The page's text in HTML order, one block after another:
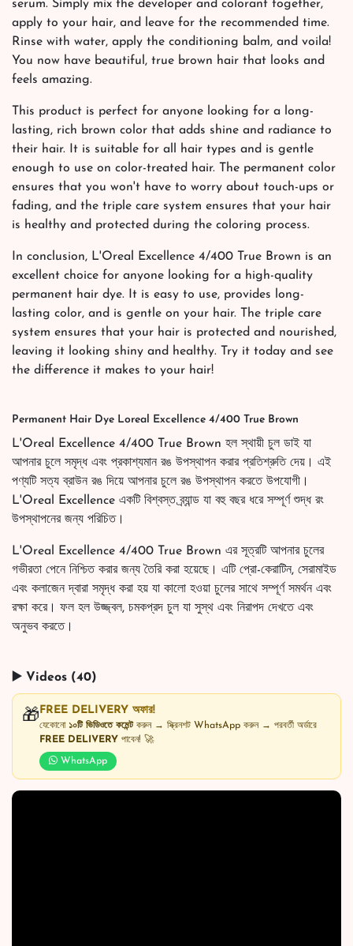
serum. Simply mix the developer and colorant together,
apply to your hair, and leave for the recommended time.
Rinse with water, apply the conditioning balm, and voila!
You now have beautiful, true brown hair that looks and
feels amazing.
This product is perfect for anyone looking for a long-
lasting, rich brown color that adds shine and radiance to
their hair. It is suitable for all hair types and is gentle
enough to use on color-treated hair. The permanent color
ensures that you won't have to worry about touch-ups or
fading, and the triple care system ensures that your hair
is healthy and protected during the coloring process.
In conclusion, L'Oreal Excellence 4/400 True Brown is an
excellent choice for anyone looking for a high-quality
permanent hair dye. It is easy to use, provides long-
lasting color, and is gentle on your hair. The triple care
system ensures that your hair is protected and nourished,
leaving it looking shiny and healthy. Try it today and see
the difference it makes to your hair!
Permanent Hair Dye Loreal Excellence 4/400 True Brown
L'Oreal Excellence 4/400 True Brown হল স্থায়ী চুল ডাই যা
আপনার চুলে সমৃদ্ধ এবং প্রকাশ্যমান রঙ উপস্থাপন করার প্রতিশ্রুতি দেয়। এই
পণ্যটি সত্য ব্রাউন রঙ দিয়ে আপনার চুলে রঙ উপস্থাপন করতে উপযোগী।
L'Oreal Excellence একটি বিশ্বস্ত ব্র্যান্ড যা বহু বছর ধরে সম্পূর্ণ শুদ্ধ রং
উপস্থাপনের জন্য পরিচিত।
L'Oreal Excellence 4/400 True Brown এর সূত্রটি আপনার চুলের
গভীরতা পেনে নিশ্চিত করার জন্য তৈরি করা হয়েছে। এটি প্রো-কেরাটিন, সেরামাইড
এবং কলাজেন দ্বারা সমৃদ্ধ করা হয় যা কালো হওয়া চুলের সাথে সম্পূর্ণ সমর্থন এবং
রক্ষা করে। ফল হল উজ্জ্বল, চমকপ্রদ চুল যা সুস্থ এবং নিরাপদ দেখতে এবং
অনুভব করতে।
▶️ Videos (40)
🎁 FREE DELIVERY অফার!
যেকোনো ১০টি ভিডিওতে কমেন্টকরুন → স্ক্রিনশট WhatsApp করুন → পরবর্তী অর্ডারে
FREE DELIVERY পাবেন! 🚀
WhatsApp